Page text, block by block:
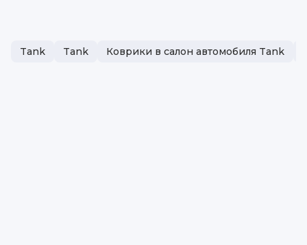
Tank Tank Коврики в салон автомобиля Tank